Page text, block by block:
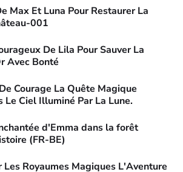
Max Et Luna Pour Restaurer La
001
De Lila Pour Sauver La
Avec Bonté
Courage La Quête Magique
Le Ciel Illuminé Par La Lune.
d'Emma dans la forêt
(FR-BE)
Royaumes Magiques L'Aventure